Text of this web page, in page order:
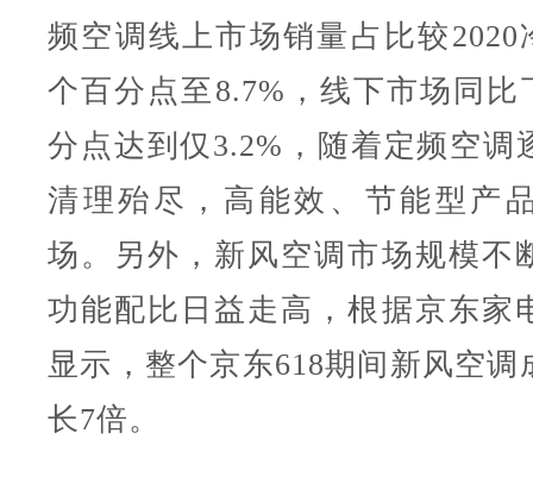
频空调线上市场销量占比较2020
个百分点至8.7%，线下市场同比
分点达到仅3.2%，随着定频空调
清理殆尽，高能效、节能型产
场。另外，新风空调市场规模不
功能配比日益走高，根据京东家
显示，整个京东618期间新风空调
长7倍。